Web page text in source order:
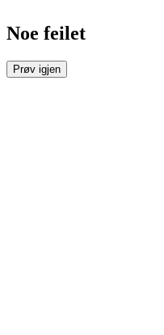
Noe feilet
Prøv igjen